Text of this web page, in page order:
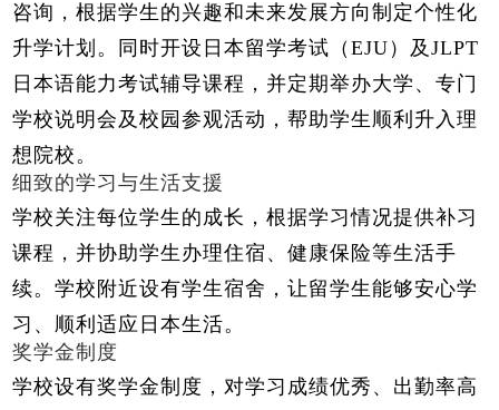
咨询，根据学生的兴趣和未来发展方向制定个性化
升学计划。同时开设日本留学考试（EJU）及JLPT
日本语能力考试辅导课程，并定期举办大学、专门
学校说明会及校园参观活动，帮助学生顺利升入理
想院校。
细致的学习与生活支援
学校关注每位学生的成长，根据学习情况提供补习
课程，并协助学生办理住宿、健康保险等生活手
续。学校附近设有学生宿舍，让留学生能够安心学
习、顺利适应日本生活。
奖学金制度
学校设有奖学金制度，对学习成绩优秀、出勤率高